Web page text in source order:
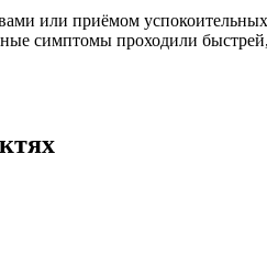
или приёмом
симптомы проходили